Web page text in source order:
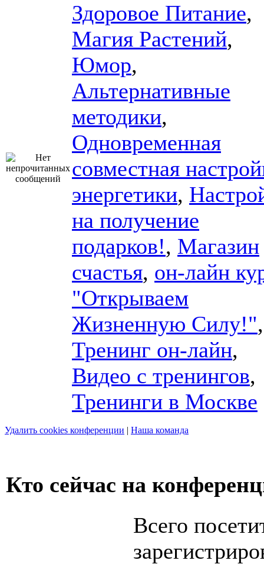
Здоровое Питание,
Магия Растений,
Юмор,
Альтернативные
методики,
Одновременная
совместная
энергетики,
на получение
подарков!, Магазин
счастья, он-лайн
"Открываем
Жизненную Силу!",
Тренинг он-лайн,
Видео с тренингов,
Тренинги в Москве
Удалить cookies конференции | Наша команда
Кто сейчас на
Всего